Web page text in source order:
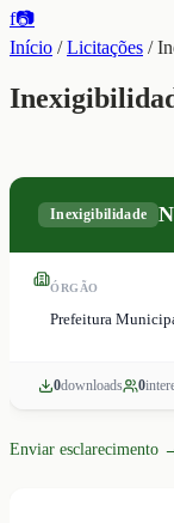
f📷
Início /Licitações /
Inexigibilidade
ÓRGÃO
Prefeitura
0downloads 0
Enviar esclarecimento